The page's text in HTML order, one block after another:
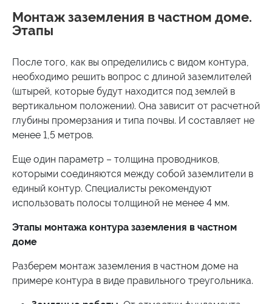
Монтаж заземления в частном доме.
Этапы
После того, как вы определились с видом контура,
необходимо решить вопрос с длиной заземлителей
(штырей, которые будут находится под землей в
вертикальном положении). Она зависит от расчетной
глубины промерзания и типа почвы. И составляет не
менее 1,5 метров.
Еще один параметр – толщина проводников,
которыми соединяются между собой заземлители в
единый контур. Специалисты рекомендуют
использовать полосы толщиной не менее 4 мм.
Этапы монтажа контура заземления в частном
доме
Разберем монтаж заземления в частном доме на
примере контура в виде правильного треугольника.